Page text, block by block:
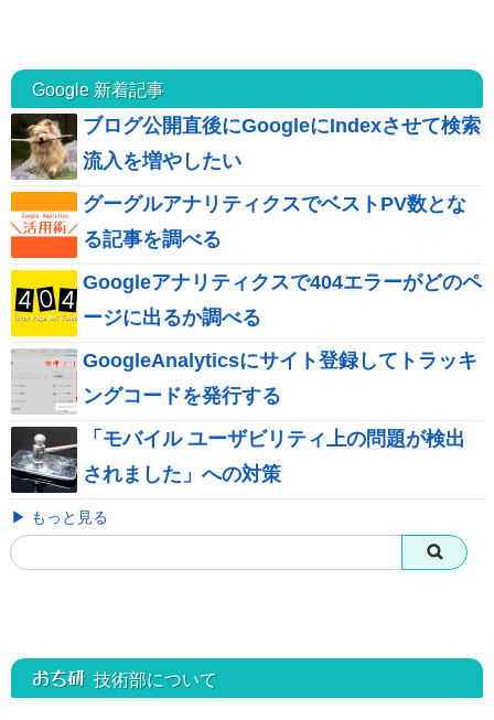
Google 新着記事
ブログ公開直後にGoogleにIndexさせて検索
流入を増やしたい
グーグルアナリティクスでベストPV数とな
る記事を調べる
Googleアナリティクスで404エラーがどのペ
ージに出るか調べる
GoogleAnalyticsにサイト登録してトラッキ
ングコードを発行する
「モバイル ユーザビリティ上の問題が検出
されました」への対策
▶ もっと見る
おち研 技術部について